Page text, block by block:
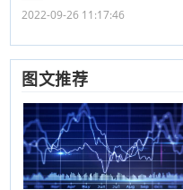
2022-09-26 11:17:46
图文推荐